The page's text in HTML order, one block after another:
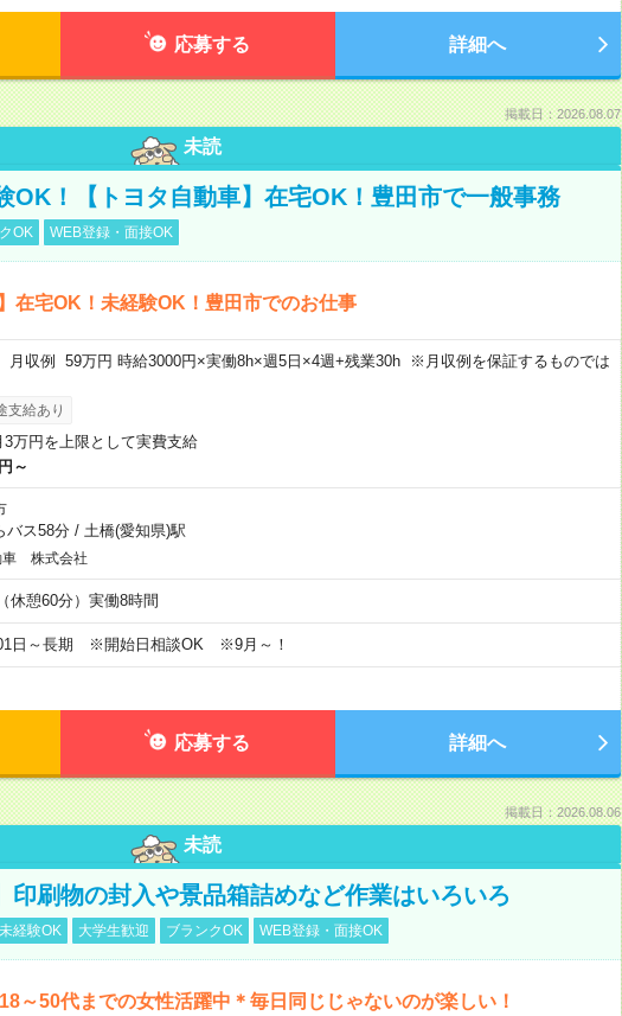
応募する 詳細へ
掲載日：2026.08.07
未読
OK！【トヨタ自動車】在宅OK！豊田市で一般事務
OK WEB登録・面接OK
在宅OK！未経験OK！豊田市でのお仕事
収例 59万円 時給3000円×実働8h×週5日×4週+残業30h ※月収例を保証するものでは
支給あり
3万円を上限として実費支給
～
バス58分/ 土橋(愛知県)駅
車 株式会社
休憩60分）実働8時間
日～長期 ※開始日相談OK ※9月～！
応募する 詳細へ
掲載日：2026.08.06
未読
印刷物の封入や景品箱詰めなど作業はいろいろ
経験OK 大学生歓迎 ブランクOK WEB登録・面接OK
～50代までの女性活躍中＊毎日同じじゃないのが楽しい！